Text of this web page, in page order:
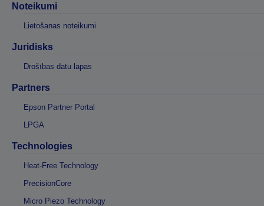
Noteikumi
Lietošanas noteikumi
Juridisks
Drošības datu lapas
Partners
Epson Partner Portal
LPGA
Technologies
Heat-Free Technology
PrecisionCore
Micro Piezo Technology